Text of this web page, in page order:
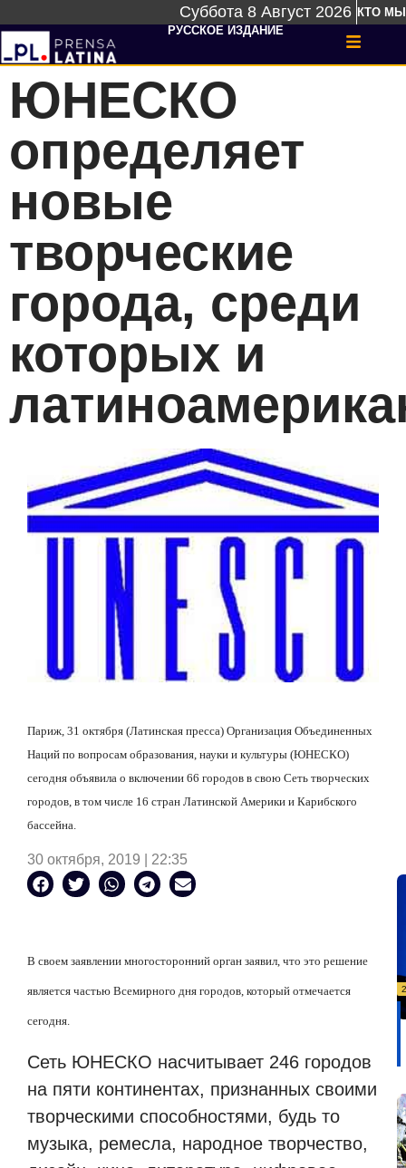
Суббота 8 Август 2026 КТО МЫ
РУССКОЕ ИЗДАНИЕ
ЮНЕСКО
определяет
новые
творческие
города, среди
которых и
Париж, 31 октября (Латинская пресса) Организация Объединенных
Наций по вопросам образования, науки и культуры (ЮНЕСКО)
сегодня объявила о включении 66 городов в свою Сеть творческих
городов, в том числе 16 стран Латинской Америки и Карибского
бассейна.
30 октября, 2019 | 22:35
В своем заявлении многосторонний орган заявил, что это решение
является частью Всемирного дня городов, который отмечается
сегодня.
Сеть ЮНЕСКО насчитывает 246 городов
на пяти континентах, признанных своими
творческими способностями, будь то
музыка, ремесла, народное творчество,